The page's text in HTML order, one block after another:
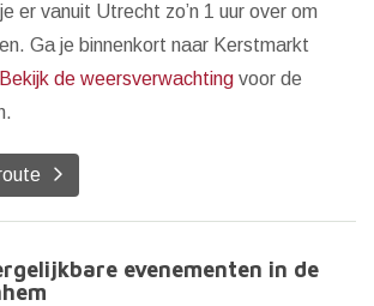
er vanuit Utrecht zo’n 1 uur over om
Ga je binnenkort naar Kerstmarkt
Bekijk de weersverwachting voor de
evenementen in de